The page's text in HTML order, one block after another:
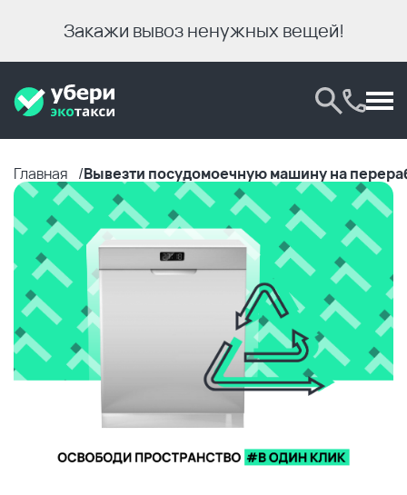
Закажи вывоз ненужных вещей!
Главная Вывезти посудомоечную машину на